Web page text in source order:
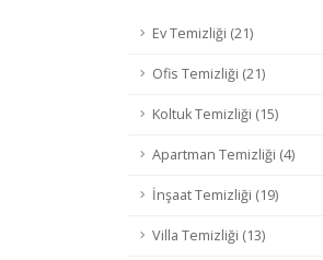
Ev Temizliği (21)
Ofis Temizliği (21)
Koltuk Temizliği (15)
Apartman Temizliği (4)
İnşaat Temizliği (19)
Villa Temizliği (13)